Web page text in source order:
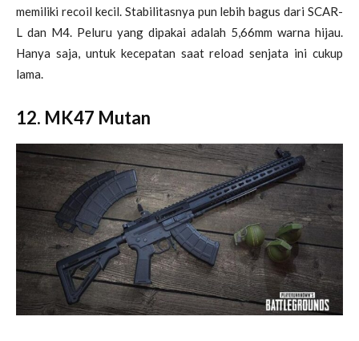
memiliki recoil kecil. Stabilitasnya pun lebih bagus dari SCAR-
L dan M4. Peluru yang dipakai adalah 5,66mm warna hijau.
Hanya saja, untuk kecepatan saat reload senjata ini cukup
lama.
12. MK47 Mutan